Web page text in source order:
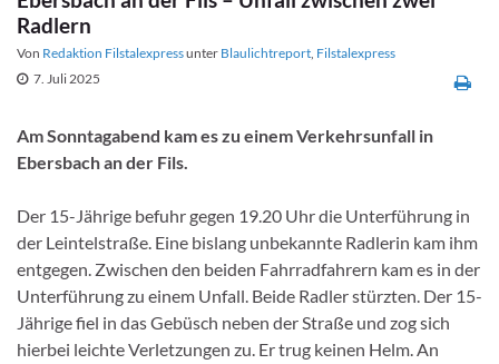
Radlern
Von Redaktion Filstalexpressunter Blaulichtreport, Filstalexpress
7. Juli 2025
Am Sonntagabend kam es zu einem Verkehrsunfall in
Ebersbach an der Fils.
Der 15-Jährige befuhr gegen 19.20 Uhr die Unterführung in
der Leintelstraße. Eine bislang unbekannte Radlerin kam ihm
entgegen. Zwischen den beiden Fahrradfahrern kam es in der
Unterführung zu einem Unfall. Beide Radler stürzten. Der 15-
Jährige fiel in das Gebüsch neben der Straße und zog sich
hierbei leichte Verletzungen zu. Er trug keinen Helm. An